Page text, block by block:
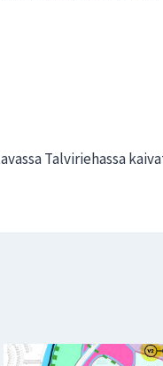
Talviriehassa